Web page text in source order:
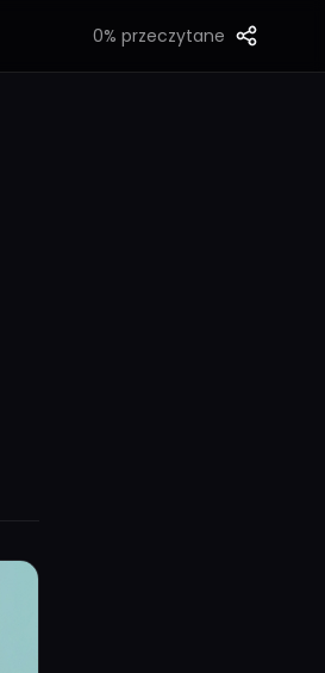
0% przeczytane